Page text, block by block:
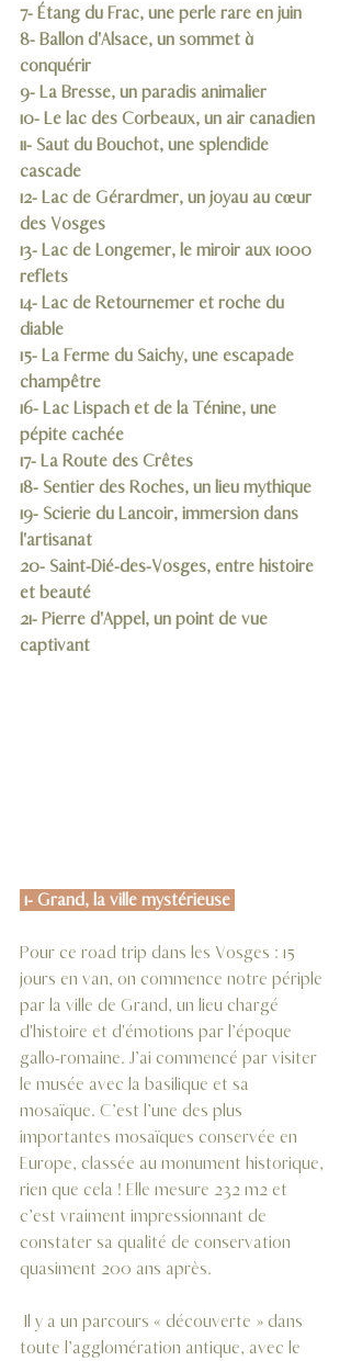
7- Étang du Frac, une perle rare en juin
8- Ballon d'Alsace, un sommet à
conquérir
9- La Bresse, un paradis animalier
10- Le lac des Corbeaux, un air canadien
11- Saut du Bouchot, une splendide
cascade
12- Lac de Gérardmer, un joyau au cœur
des Vosges
13- Lac de Longemer, le miroir aux 1000
reflets
14- Lac de Retournemer et roche du
diable
15- La Ferme du Saichy, une escapade
champêtre
16- Lac Lispach et de la Ténine, une
pépite cachée
17- La Route des Crêtes
18- Sentier des Roches, un lieu mythique
19- Scierie du Lançoir, immersion dans
l'artisanat
20- Saint-Dié-des-Vosges, entre histoire
et beauté
21- Pierre d'Appel, un point de vue
captivant
1- Grand, la ville mystérieuse
Pour ce road trip dans les Vosges : 15
jours en van, on commence notre périple
par la ville de Grand, un lieu chargé
d'histoire et d'émotions par l’époque
gallo-romaine. J’ai commencé par visiter
le musée avec la basilique et sa
mosaïque. C’est l’une des plus
importantes mosaïques conservée en
Europe, classée au monument historique,
rien que çela ! Elle mesure 232 m2 et
c’est vraiment impressionnant de
constater sa qualité de conservation
quasiment 200 ans après.
toute l’agglomération antique, avec le